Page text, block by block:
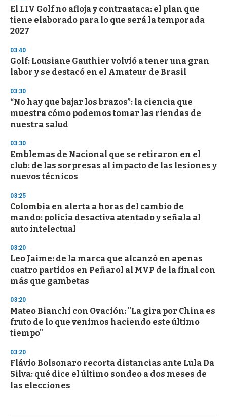
s
o
f
3
s
e
c
o
d
s
El LIV Golf no afloja y contraataca: el plan que
tiene elaborado para lo que será la temporada
2027
03:40
Golf: Lousiane Gauthier volvió a tener una gran
labor y se destacó en el Amateur de Brasil
03:30
“No hay que bajar los brazos”: la ciencia que
muestra cómo podemos tomar las riendas de
nuestra salud
03:30
Emblemas de Nacional que se retiraron en el
club: de las sorpresas al impacto de las lesiones y
nuevos técnicos
03:25
Colombia en alerta a horas del cambio de
mando: policía desactiva atentado y señala al
auto intelectual
03:20
Leo Jaime: de la marca que alcanzó en apenas
cuatro partidos en Peñarol al MVP de la final con
más que gambetas
03:20
Mateo Bianchi con Ovación: "La gira por China es
fruto de lo que venimos haciendo este último
tiempo"
03:20
Flávio Bolsonaro recorta distancias ante Lula Da
Silva: qué dice el último sondeo a dos meses de
las elecciones